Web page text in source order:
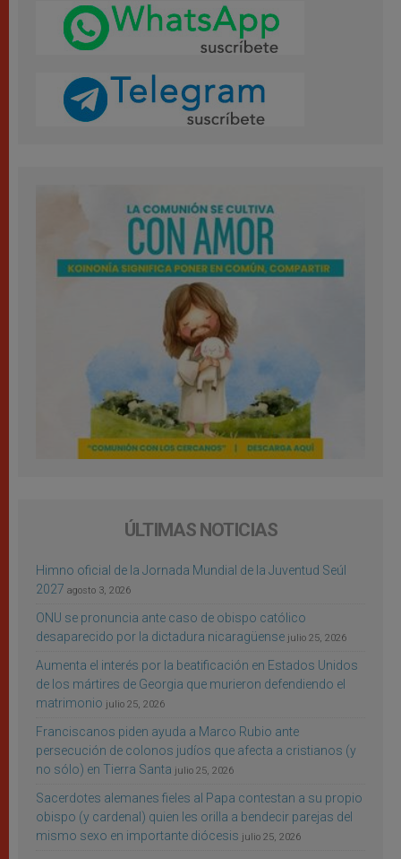
ÚLTIMAS NOTICIAS
Himno oficial de la Jornada Mundial de la Juventud Seúl
2027 agosto 3, 2026
ONU se pronuncia ante caso de obispo católico
desaparecido por la dictadura nicaragüense julio 25, 2026
Aumenta el interés por la beatificación en Estados Unidos
de los mártires de Georgia que murieron defendiendo el
matrimonio julio 25, 2026
Franciscanos piden ayuda a Marco Rubio ante
persecución de colonos judíos que afecta a cristianos (y
no sólo) en Tierra Santa julio 25, 2026
Sacerdotes alemanes fieles al Papa contestan a su propio
obispo (y cardenal) quien les orilla a bendecir parejas del
mismo sexo en importante diócesis julio 25, 2026